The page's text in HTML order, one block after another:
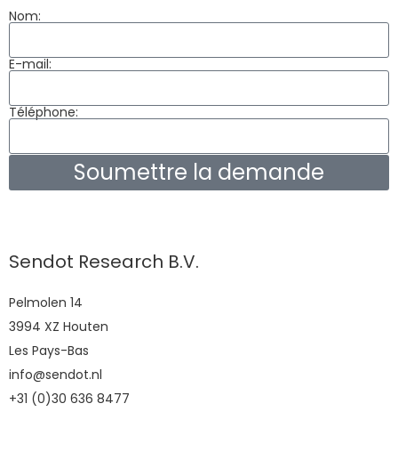
Nom:
E-mail:
Téléphone:
Soumettre la demande
Sendot Research B.V.
Pelmolen 14
3994 XZ Houten
Les Pays-Bas
info@sendot.nl
+31 (0)30 636 8477